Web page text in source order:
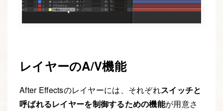
レイヤーのA/V機能
After Effectsのレイヤーには、それぞれスイッチと
呼ばれるレイヤーを制御するための機能が用意さ